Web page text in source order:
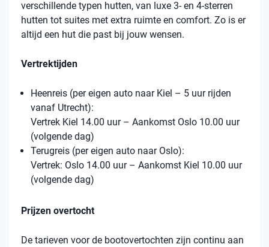
verschillende typen hutten, van luxe 3- en 4-sterren
hutten tot suites met extra ruimte en comfort. Zo is er
altijd een hut die past bij jouw wensen.
Vertrektijden
Heenreis (per eigen auto naar Kiel – 5 uur rijden
vanaf Utrecht):
Vertrek Kiel 14.00 uur – Aankomst Oslo 10.00 uur
(volgende dag)
Terugreis (per eigen auto naar Oslo):
Vertrek: Oslo 14.00 uur – Aankomst Kiel 10.00 uur
(volgende dag)
Prijzen overtocht
De tarieven voor de bootovertochten zijn continu aan